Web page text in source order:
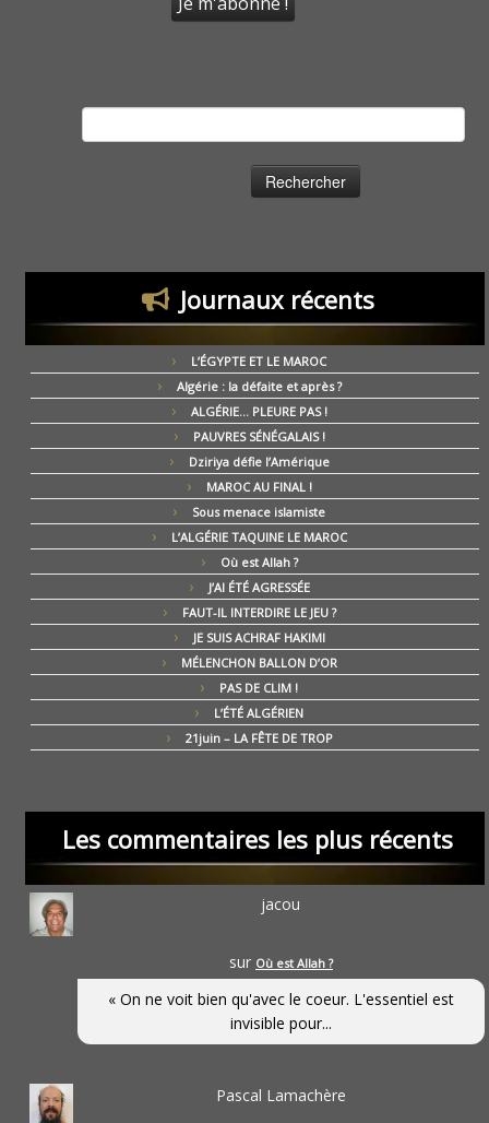
Journaux récents
L’ÉGYPTE ET LE MAROC
Algérie : la défaite et après ?
ALGÉRIE… PLEURE PAS !
PAUVRES SÉNÉGALAIS !
Dziriya défie l’Amérique
MAROC AU FINAL !
Sous menace islamiste
L’ALGÉRIE TAQUINE LE MAROC
Où est Allah ?
J’AI ÉTÉ AGRESSÉE
FAUT-IL INTERDIRE LE JEU ?
JE SUIS ACHRAF HAKIMI
MÉLENCHON BALLON D’OR
PAS DE CLIM !
L’ÉTÉ ALGÉRIEN
21juin – LA FÊTE DE TROP
Les commentaires les plus récents
jacou
sur Où est Allah ?
« On ne voit bien qu'avec le coeur. L'essentiel est
invisible pour...
Pascal Lamachère